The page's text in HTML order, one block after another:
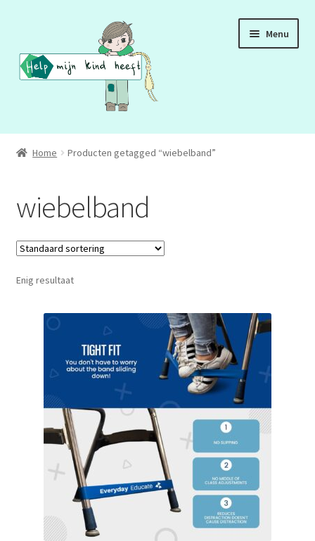
naar
navigatie
de
inhoud
Menu
ADD
ASS
DCD
HSP
SCHOLEN
KOOPJES
Home Producten getagged “wiebelband”
wiebelband
Enig resultaat